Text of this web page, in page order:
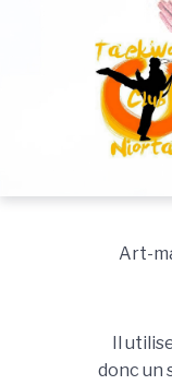
Art-
Il
donc un